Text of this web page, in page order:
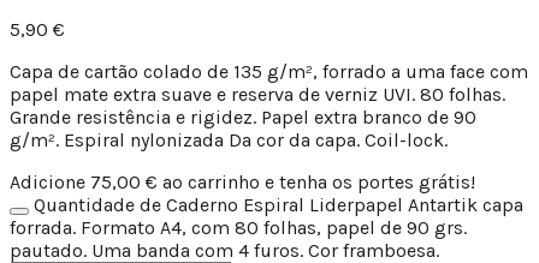
5,90 €
Capa de cartão colado de 135 g/m², forrado a uma face com
papel mate extra suave e reserva de verniz UVI. 80 folhas.
Grande resistência e rigidez. Papel extra branco de 90
g/m². Espiral nylonizada Da cor da capa. Coil-lock.
Adicione 75,00 € ao carrinho e tenha os portes grátis!
Quantidade de Caderno Espiral Liderpapel Antartik capa
forrada. Formato A4, com 80 folhas, papel de 90 grs.
pautado. Uma banda com 4 furos. Cor framboesa.